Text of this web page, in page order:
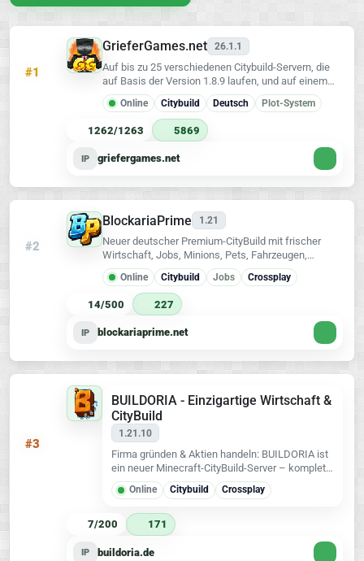
#1
GrieferGames.net 26.1.1
Auf bis zu 25 verschiedenen Citybuild-Servern, die
auf Basis der Version 1.8.9 laufen, und auf einem
großen Citybuild-Server immer auf der neusten
Version!
Online Citybuild Deutsch Plot-System
1262/1263 5869
IP griefergames.net
#2
BlockariaPrime 1.21
Neuer deutscher Premium-CityBuild mit frischer
Wirtschaft, Jobs, Minions, Pets, Fahrzeugen,
Custom Items, Crates, Rewards & Java/Bedrock
Crossplay.
Online Citybuild Jobs Crossplay
14/500 227
IP blockariaprime.net
#3
BUILDORIA - Einzigartige Wirtschaft &
CityBuild
1.21.10
Firma gründen & Aktien handeln: BUILDORIA ist
ein neuer Minecraft-CityBuild-Server – komplett
custom entwickelt, mit eigenen
Wirtschschaftssystemen und vielem mehr!
Online Citybuild Crossplay
7/200 171
IP buildoria.de